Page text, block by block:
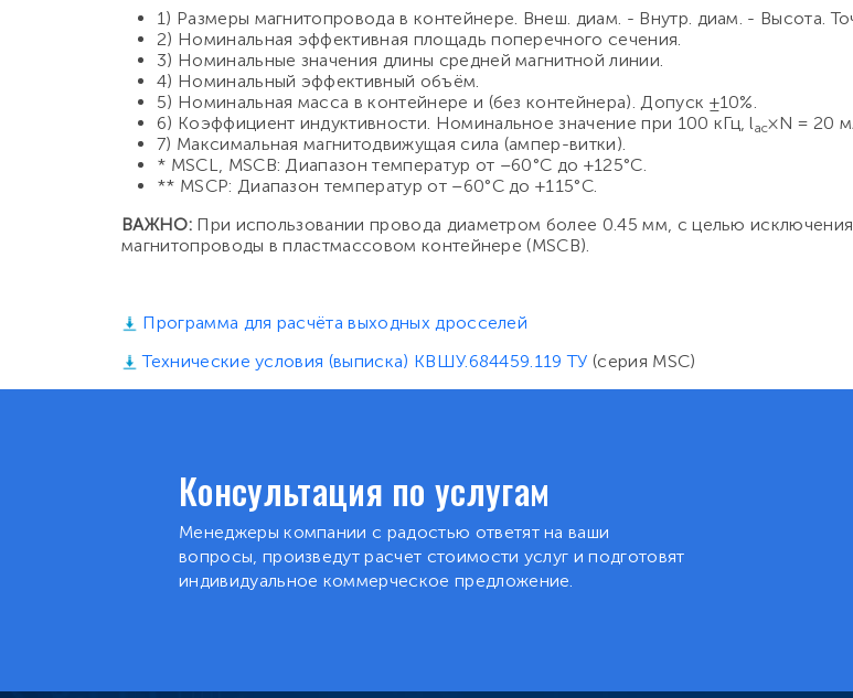
1) Размеры магнитопровода в контейнере. Внеш. диам. - Внутр. диам. - Высота.
2) Номинальная эффективная площадь поперечного сечения.
3) Номинальные значения длины средней магнитной линии.
4) Номинальный эффективный объём.
5) Номинальная масса в контейнере и (без контейнера). Допуск ±10%.
6) Коэффициент индуктивности. Номинальное значение при 100 кГц, lac×N = 20
7) Максимальная магнитодвижущая сила (ампер-витки).
* MSCL, MSCB: Диапазон температур от –60°C до +125°C.
** MSCP: Диапазон температур от –60°C до +115°C.
ВАЖНО:При использовании провода диаметром более 0.45 мм, с целью
магнитопроводы в пластмассовом контейнере (MSCB).
Программа для расчёта выходных дросселей
​Технические условия (выписка) КВШУ.684459.119 ТУ (серия MSC)
Консультация по услугам
Менеджеры компании с радостью ответят на ваши
вопросы, произведут расчет стоимости услуг и подготовят
индивидуальное коммерческое предложение.